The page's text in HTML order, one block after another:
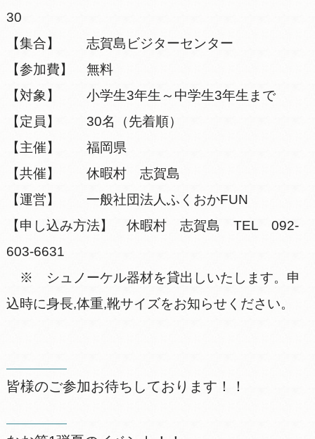
30
【集合】 志賀島ビジターセンター
【参加費】 無料
【対象】 小学生3年生～中学生3年生まで
【定員】 30名（先着順）
【主催】 福岡県
【共催】 休暇村 志賀島
【運営】 一般社団法人ふくおかFUN
【申し込み方法】 休暇村 志賀島 TEL 092-
603-6631
※ シュノーケル器材を貸出しいたします。申
込時に身長,体重,靴サイズをお知らせください。
皆様のご参加お待ちしております！！